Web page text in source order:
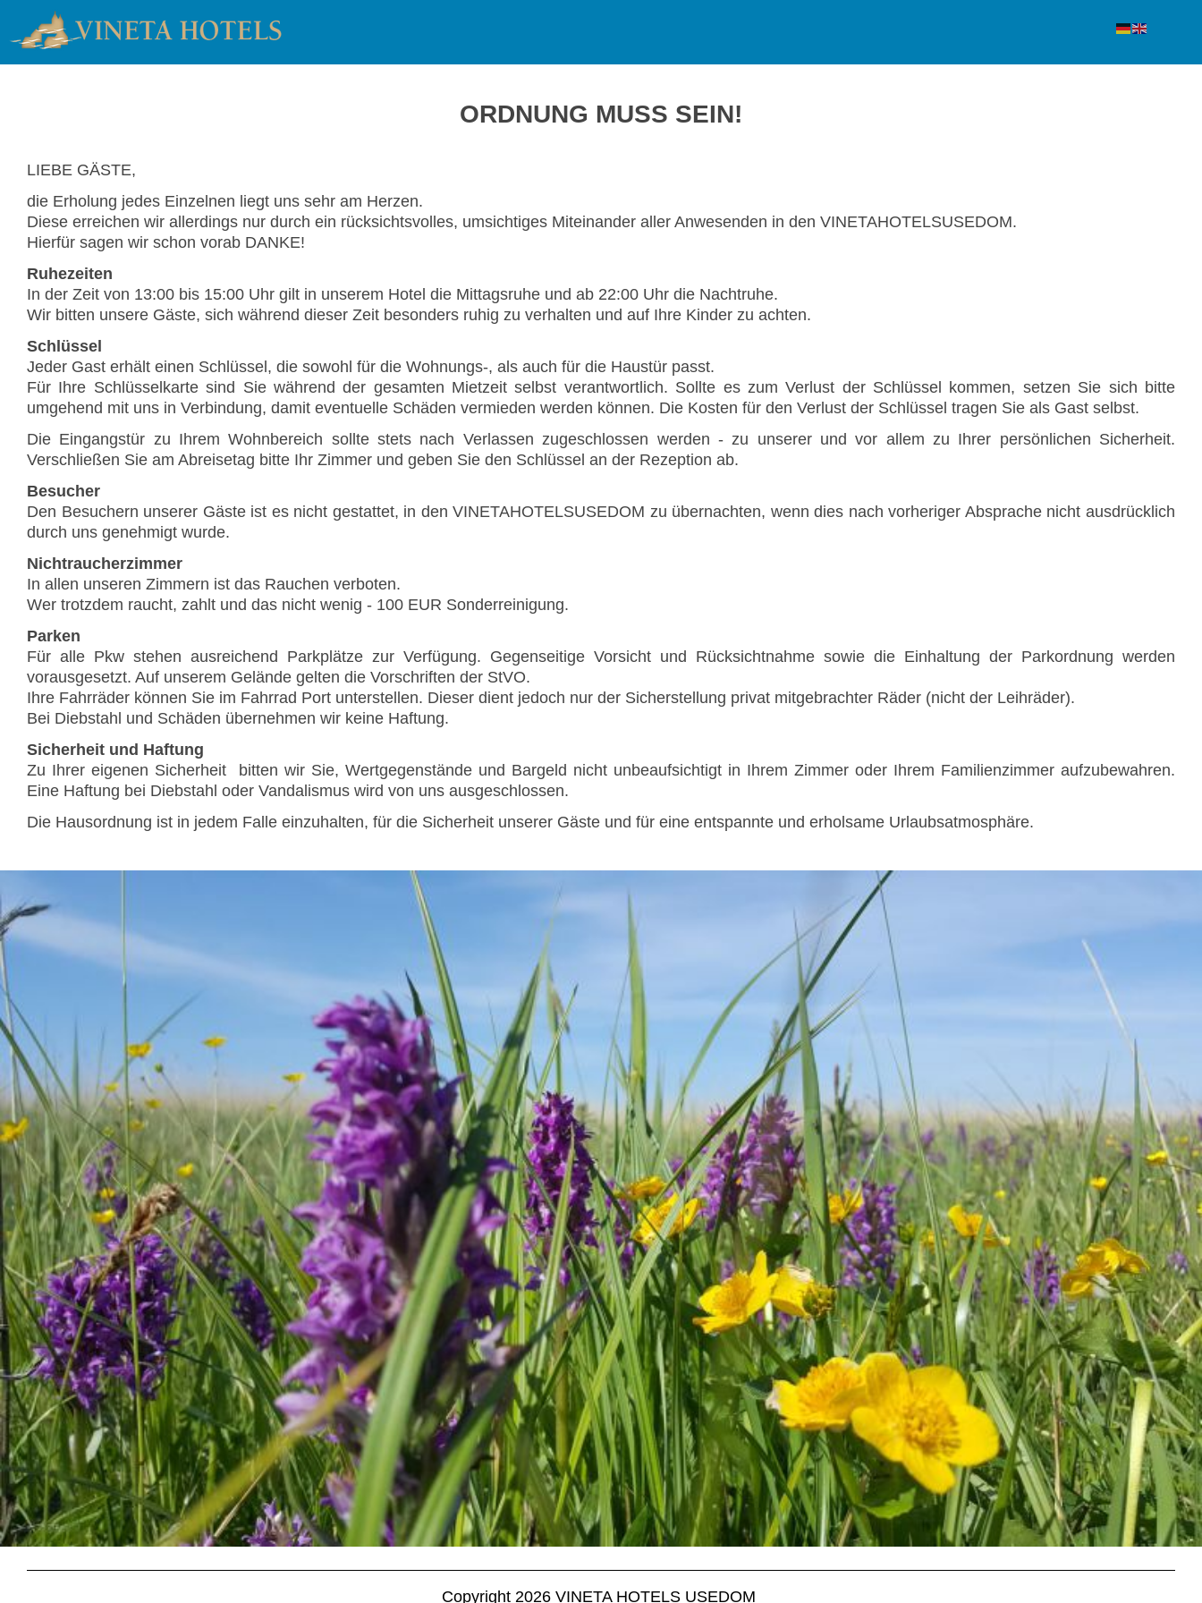
ORDNUNG MUSS SEIN!
LIEBE GÄSTE,
die Erholung jedes Einzelnen liegt uns sehr am Herzen.
Diese erreichen wir allerdings nur durch ein rücksichtsvolles, umsichtiges Miteinander aller Anwesenden in den VINETAHOTELSUSEDOM.
Hierfür sagen wir schon vorab DANKE!
Ruhezeiten
In der Zeit von 13:00 bis 15:00 Uhr gilt in unserem Hotel die Mittagsruhe und ab 22:00 Uhr die Nachtruhe.
Wir bitten unsere Gäste, sich während dieser Zeit besonders ruhig zu verhalten und auf Ihre Kinder zu achten.
Schlüssel
Jeder Gast erhält einen Schlüssel, die sowohl für die Wohnungs-, als auch für die Haustür passt.
Für Ihre Schlüsselkarte sind Sie während der gesamten Mietzeit selbst verantwortlich. Sollte es zum Verlust der Schlüssel kommen, setzen Sie sich bitte
umgehend mit uns in Verbindung, damit eventuelle Schäden vermieden werden können. Die Kosten für den Verlust der Schlüssel tragen Sie als Gast selbst.
Die Eingangstür zu Ihrem Wohnbereich sollte stets nach Verlassen zugeschlossen werden - zu unserer und vor allem zu Ihrer persönlichen Sicherheit.
Verschließen Sie am Abreisetag bitte Ihr Zimmer und geben Sie den Schlüssel an der Rezeption ab.
Besucher
Den Besuchern unserer Gäste ist es nicht gestattet, in den VINETAHOTELSUSEDOM zu übernachten, wenn dies nach vorheriger Absprache nicht ausdrücklich
durch uns genehmigt wurde.
Nichtraucherzimmer
In allen unseren Zimmern ist das Rauchen verboten.
Wer trotzdem raucht, zahlt und das nicht wenig - 100 EUR Sonderreinigung.
Parken
Für alle Pkw stehen ausreichend Parkplätze zur Verfügung. Gegenseitige Vorsicht und Rücksichtnahme sowie die Einhaltung der Parkordnung werden
vorausgesetzt. Auf unserem Gelände gelten die Vorschriften der StVO.
Ihre Fahrräder können Sie im Fahrrad Port unterstellen. Dieser dient jedoch nur der Sicherstellung privat mitgebrachter Räder (nicht der Leihräder).
Bei Diebstahl und Schäden übernehmen wir keine Haftung.
Sicherheit und Haftung
Zu Ihrer eigenen Sicherheit bitten wir Sie, Wertgegenstände und Bargeld nicht unbeaufsichtigt in Ihrem Zimmer oder Ihrem Familienzimmer aufzubewahren.
Eine Haftung bei Diebstahl oder Vandalismus wird von uns ausgeschlossen.
Die Hausordnung ist in jedem Falle einzuhalten, für die Sicherheit unserer Gäste und für eine entspannte und erholsame Urlaubsatmosphäre.
Copyright 2026 VINETA HOTELS USEDOM